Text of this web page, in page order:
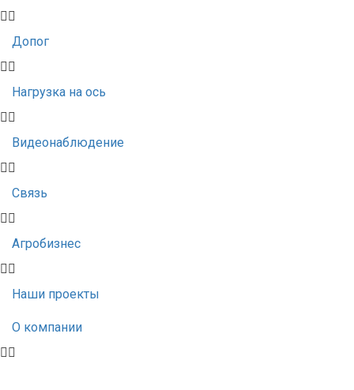
Допог
Нагрузка на ось
Видеонаблюдение
Связь
Агробизнес
Наши проекты
О компании